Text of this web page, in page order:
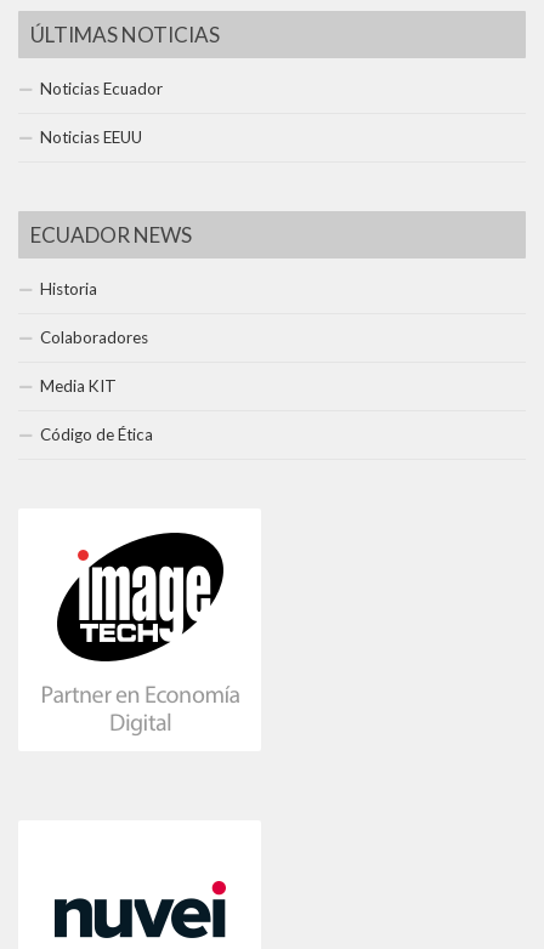
ÚLTIMAS NOTICIAS
Noticias Ecuador
Noticias EEUU
ECUADOR NEWS
Historia
Colaboradores
Media KIT
Código de Ética